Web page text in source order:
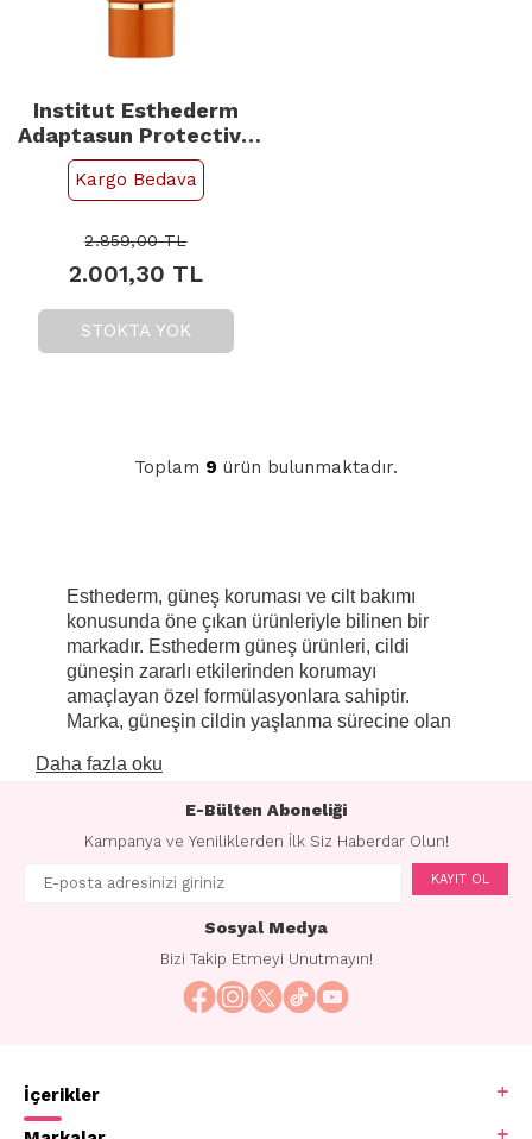
Institut Esthederm
Adaptasun Protective
Face Care Moderate
Sun - Güneş Koruyucu
Kargo Bedava
2.859,00TL
2.001,30 TL
STOKTA YOK
Toplam 9 ürün bulunmaktadır.
Esthederm, güneş koruması ve cilt bakımı
konusunda öne çıkan ürünleriyle bilinen bir
markadır. Esthederm güneş ürünleri, cildi
güneşin zararlı etkilerinden korumayı
amaçlayan özel formülasyonlara sahiptir.
Marka, güneşin cildin yaşlanma sürecine olan
mekanizmalarını güçlendiren ürünler
Esthederm güneş ürünleri genellikle geniş bir
seviyelerine sahiptir. SPF, cildi UVB ışınlarına
Esthederm güneş ürünleri, cildi güneş yanıkları,
erken yaşlanma belirtileri ve pigmentasyon
sorunları gibi güneşin neden olduğu hasarlara
karşı korumak üzere tasarlanmıştır.
üretimini destekler. Bu, cildin bronzlaşmasını
Daha fazla oku
E-Bülten Aboneliği
Kampanya ve Yeniliklerden İlk Siz Haberdar Olun!
KAYIT OL
Sosyal Medya
Bizi Takip Etmeyi Unutmayın!
İçerikler